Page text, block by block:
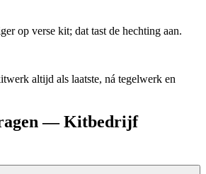
op verse kit; dat tast de hechting aan.
altijd als laatste, ná tegelwerk en
— Kitbedrijf